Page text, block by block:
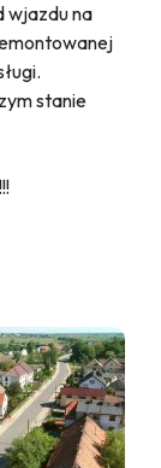
wjazdu na
stanie